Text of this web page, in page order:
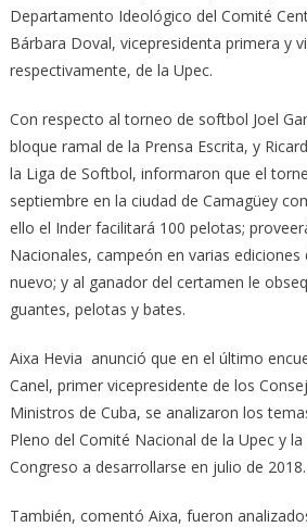
Departamento Ideológico del Comité
Bárbara Doval, vicepresidenta primera y
respectivamente, de la Upec.
Con respecto al torneo de softbol Joel
bloque ramal de la Prensa Escrita, y
la Liga de Softbol, informaron que el
septiembre en la ciudad de Camagüey
ello el Inder facilitará 100 pelotas;
Nacionales, campeón en varias
nuevo; y al ganador del certamen le
guantes, pelotas y bates.
Aixa Hevia anunció que en el último
Canel, primer vicepresidente de los
Ministros de Cuba, se analizaron los
Pleno del Comité Nacional de la Upec y
Congreso a desarrollarse en julio de 2018.
También, comentó Aixa, fueron